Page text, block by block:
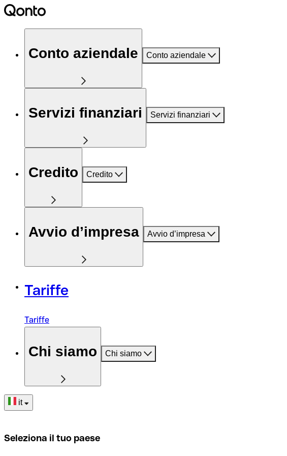
Conto aziendale Conto aziendale
Servizi finanziari Servizi finanziari
Credito Credito
Avvio d’impresa Avvio d’impresa
Tariffe
Tariffe
Chi siamo Chi siamo
it
Seleziona il tuo paese